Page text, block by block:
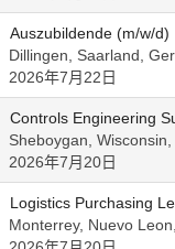
Auszubildende (m/w/d)
Dillingen, Saarland,
2026年7月22日
Controls Engineering
Sheboygan,
2026年7月20日
Logistics Purchasing
Monterrey, Nuevo